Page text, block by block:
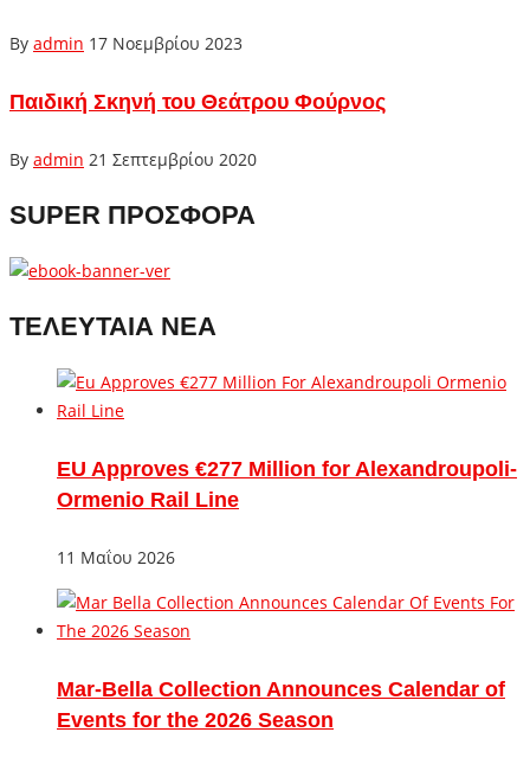
By admin 17 Νοεμβρίου 2023
Παιδική Σκηνή του Θεάτρου Φούρνος
By admin 21 Σεπτεμβρίου 2020
SUPER ΠΡΟΣΦΟΡΑ
ΤΕΛΕΥΤΑΙΑ ΝΕΑ
EU Approves €277 Million for Alexandroupoli-
Ormenio Rail Line
11 Μαΐου 2026
Mar-Bella Collection Announces Calendar of
Events for the 2026 Season